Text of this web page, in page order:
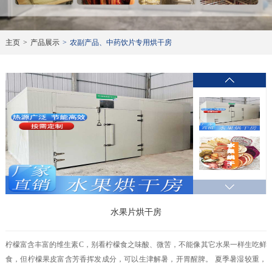
主页 > 产品展示 > 农副产品、中药饮片专用烘干房
水果片烘干房
柠檬富含丰富的维生素C，别看柠檬食之味酸、微苦，不能像其它水果一样生吃鲜
食，但柠檬果皮富含芳香挥发成分，可以生津解暑，开胃醒脾。 夏季暑湿较重，